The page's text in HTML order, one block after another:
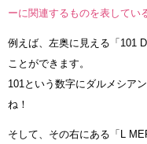
ーに関連するものを表してい
例えば、左奥に見える「101
ことができます。
101という数字にダルメシア
ね！
そして、その右にある「L